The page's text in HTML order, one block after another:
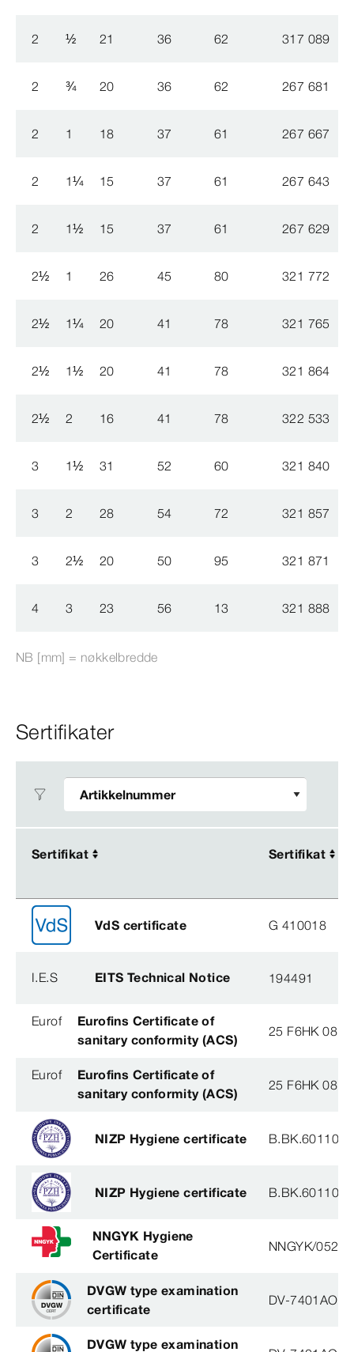
2 ½ 21 36 62 317 089
2 ¾ 20 36 62 267 681
2 1 18 37 61 267 667
2 1¼ 15 37 61 267 643
2 1½ 15 37 61 267 629
2½ 1 26 45 80 321 772
2½ 1¼ 20 41 78 321 765
2½ 1½ 20 41 78 321 864
2½ 2 16 41 78 322 533
3 1½ 31 52 60 321 840
3 2 28 54 72 321 857
3 2½ 20 50 95 321 871
4 3 23 56 13 321 888
NB [mm] = nøkkelbredde
Sertifikater
Sertifikat Sertifikat
Sertifikat Sertifikat
VdS certificate G 410018
I.E.S EITS Technical Notice 194491
Eurof
Eurofins Certificate of
sanitary conformity (ACS)
25 F6HK 081
Eurof
Eurofins Certificate of
sanitary conformity (ACS)
25 F6HK 081
NIZP Hygiene certificate
NIZP Hygiene certificate
NNGYK Hygiene
Certificate
NNGYK/
DVGW type examination
certificate
DV-
DVGW type examination